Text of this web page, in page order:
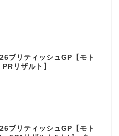
ブリティッシュGP【モト
PRリザルト】
ブリティッシュGP【モト